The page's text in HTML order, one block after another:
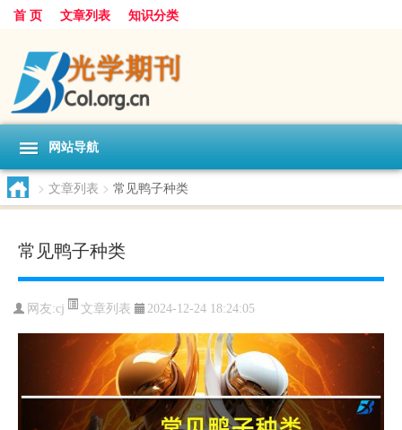
首 页 文章列表 知识分类
网站导航
> 文章列表 > 常见鸭子种类
常见鸭子种类
网友:cj 文章列表 2024-12-24 18:24:05